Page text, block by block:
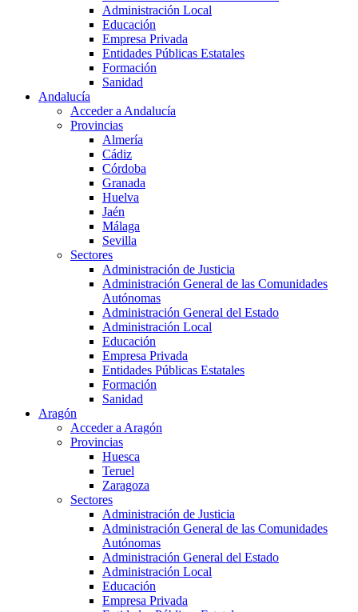
Administración Local
Educación
Empresa Privada
Entidades Públicas Estatales
Formación
Sanidad
Andalucía
Acceder a Andalucía
Provincias
Almería
Cádiz
Córdoba
Granada
Huelva
Jaén
Málaga
Sevilla
Sectores
Administración de Justicia
Administración General de las Comunidades
Autónomas
Administración General del Estado
Administración Local
Educación
Empresa Privada
Entidades Públicas Estatales
Formación
Sanidad
Aragón
Acceder a Aragón
Provincias
Huesca
Teruel
Zaragoza
Sectores
Administración de Justicia
Administración General de las Comunidades
Autónomas
Administración General del Estado
Administración Local
Educación
Empresa Privada